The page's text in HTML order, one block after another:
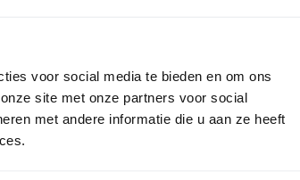
voor social media te bieden en om ons
site met onze partners voor social
met andere informatie die u aan ze heeft